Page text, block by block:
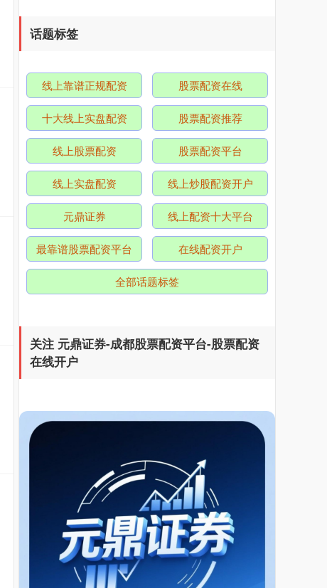
沪深300 4651.31 -6.85 -0.15%
北证50 1122.88 +3.42 +0.30%
基金指数 7229.80 -1.63 -0.02%
话题标签
线上靠谱正规配资 股票配资在线
十大线上实盘配资 股票配资推荐
线上股票配资 股票配资平台
线上实盘配资 线上炒股配资开户
元鼎证券 线上配资十大平台
最靠谱股票配资平台 在线配资开户
全部话题标签
关注 元鼎证券-成都股票配资平台-股票配资
在线开户